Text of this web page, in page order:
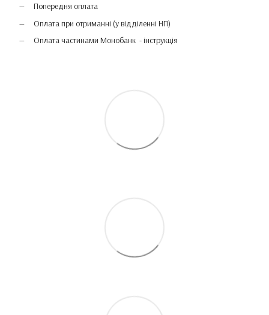
Попередня оплата
Оплата при отриманні (у відділенні НП)
Оплата частинами Монобанк - інструкція